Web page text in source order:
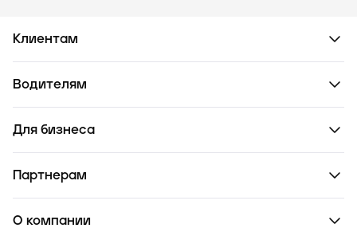
Клиентам
Водителям
Для бизнеса
Партнерам
О компании